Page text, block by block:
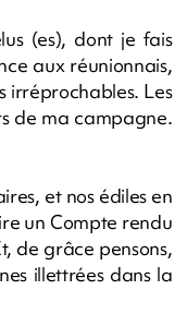
(es), dont je fais
aux réunionnais,
irréprochables. Les
de ma campagne.
et nos édiles en
un Compte rendu
de grâce pensons,
illettrées dans la